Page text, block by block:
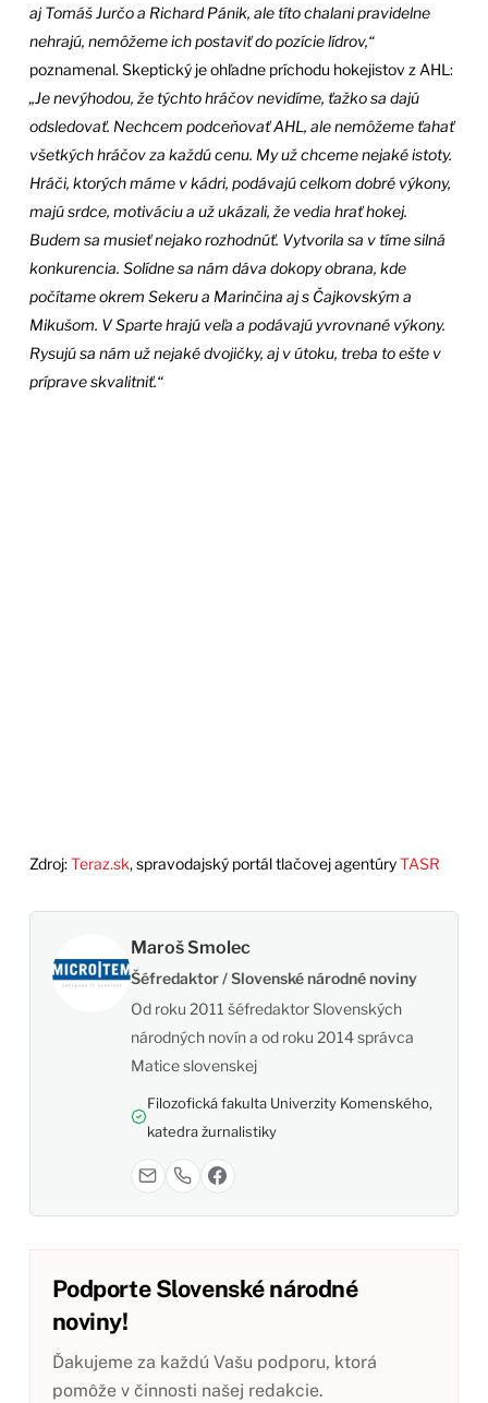
aj Tomáš Jurčo a Richard Pánik, ale títo chalani pravidelne
nehrajú, nemôžeme ich postaviť do pozície lídrov,“
poznamenal. Skeptický je ohľadne príchodu hokejistov z AHL:
„Je nevýhodou, že týchto hráčov nevidíme, ťažko sa dajú
odsledovať. Nechcem podceňovať AHL, ale nemôžeme ťahať
všetkých hráčov za každú cenu. My už chceme nejaké istoty.
Hráči, ktorých máme v kádri, podávajú celkom dobré výkony,
majú srdce, motiváciu a už ukázali, že vedia hrať hokej.
Budem sa musieť nejako rozhodnúť. Vytvorila sa v tíme silná
konkurencia. Solídne sa nám dáva dokopy obrana, kde
počítame okrem Sekeru a Marinčina aj s Čajkovským a
Mikušom. V Sparte hrajú veľa a podávajú yvrovnané výkony.
Rysujú sa nám už nejaké dvojičky, aj v útoku, treba to ešte v
príprave skvalitniť.“
Zdroj:Teraz.sk, spravodajský portál tlačovej agentúryTASR
Maroš Smolec
Šéfredaktor / Slovenské národné noviny
Od roku 2011 šéfredaktor Slovenských
národných novín a od roku 2014 správca
Matice slovenskej
Filozofická fakulta Univerzity Komenského,
katedra žurnalistiky
Podporte Slovenské národné
noviny!
Ďakujeme za každú Vašu podporu, ktorá
pomôže v činnosti našej redakcie.